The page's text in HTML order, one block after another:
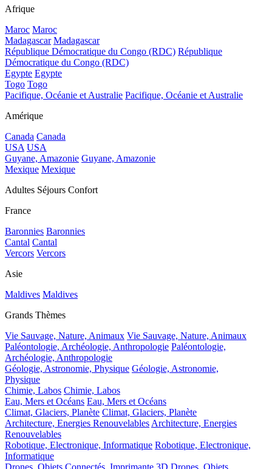
Afrique
Maroc Maroc
Madagascar Madagascar
République Démocratique du Congo (RDC) République
Démocratique du Congo (RDC)
Egypte Egypte
Togo Togo
Pacifique, Océanie et Australie Pacifique, Océanie et Australie
Amérique
Canada Canada
USA USA
Guyane, Amazonie Guyane, Amazonie
Mexique Mexique
Adultes Séjours Confort
France
Baronnies Baronnies
Cantal Cantal
Vercors Vercors
Asie
Maldives Maldives
Grands Thèmes
Vie Sauvage, Nature, Animaux Vie Sauvage, Nature, Animaux
Paléontologie, Archéologie, Anthropologie Paléontologie,
Archéologie, Anthropologie
Géologie, Astronomie, Physique Géologie, Astronomie,
Physique
Chimie, Labos Chimie, Labos
Eau, Mers et Océans Eau, Mers et Océans
Climat, Glaciers, Planète Climat, Glaciers, Planète
Architecture, Energies Renouvelables Architecture, Energies
Renouvelables
Robotique, Electronique, Informatique Robotique, Electronique,
Informatique
Drones, Objets Connectés, Imprimante 3D Drones, Objets